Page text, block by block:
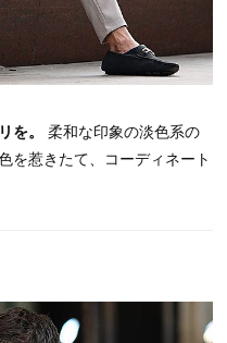
を。
柔和な印象の淡色系の
を惹きたて、コーディネート